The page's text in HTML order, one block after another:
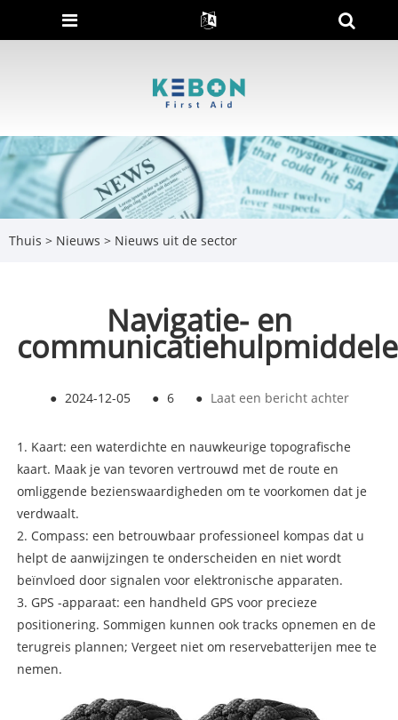
Thuis > Nieuws > Nieuws uit de sector
Navigatie- en
● 2024-12-05 ● 6 ● Laat een bericht achter
1. Kaart: een waterdichte en nauwkeurige topografische
kaart. Maak je van tevoren vertrouwd met de route en
omliggende bezienswaardigheden om te voorkomen dat je
verdwaalt.
2. Compass: een betrouwbaar professioneel kompas dat u
helpt de aanwijzingen te onderscheiden en niet wordt
beïnvloed door signalen voor elektronische apparaten.
3. GPS -apparaat: een handheld GPS voor precieze
positionering. Sommigen kunnen ook tracks opnemen en de
terugreis plannen; Vergeet niet om reservebatterijen mee te
nemen.